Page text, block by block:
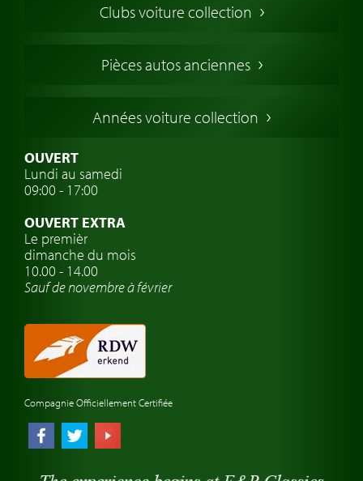
Voitures Anglaises
Voitures Allemandes
Voitures Suédoises
Assurance voiture de collection
Clubs de voitures classiques
Atelier de voitures anciennes
Montres de marque de voiture
Clubs voiture collection
Pièces autos anciennes
Années voiture collection
OUVERT
Lundi au samedi
09:00 - 17:00
OUVERT EXTRA
Le premièr
dimanche du mois
10.00 - 14.00
Sauf de novembre à février
Compagnie Officiellement Certifiée